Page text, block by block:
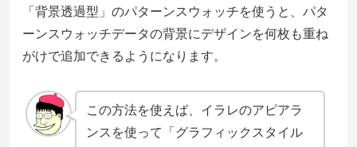
「背景透過型」のパターンスウォッチを使うと、パタ
ーンスウォッチデータの背景にデザインを何枚も重ね
がけで追加できるようになります。
この方法を使えば、イラレのアピアラ
ンスを使って「グラフィックスタイル